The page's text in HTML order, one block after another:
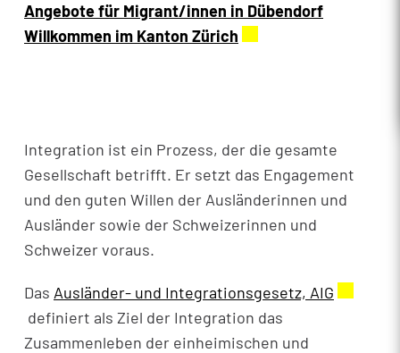
Angebote für Migrant/innen in Dübendorf
Willkommen im Kanton Zürich
Integration ist ein Prozess, der die gesamte
Gesellschaft betrifft. Er setzt das Engagement
und den guten Willen der Ausländerinnen und
Ausländer sowie der Schweizerinnen und
Schweizer voraus.
Das Ausländer- und Integrationsgesetz, AIG
definiert als Ziel der Integration das
Zusammenleben der einheimischen und